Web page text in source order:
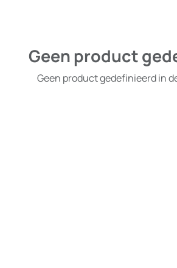
Geen product
Geen product gedefinieerd in